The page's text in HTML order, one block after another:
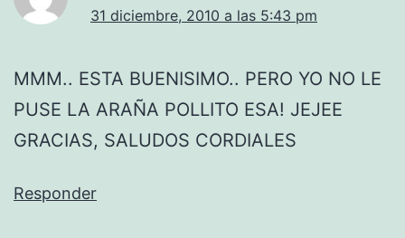
31 diciembre, 2010 a las 5:43 pm
MMM.. ESTA BUENISIMO.. PERO YO NO LE
PUSE LA ARAÑA POLLITO ESA! JEJEE
GRACIAS, SALUDOS CORDIALES
Responder